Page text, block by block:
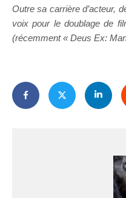
Outre sa carrière d’acteur,
voix pour le doublage de
(récemment « Deus Ex: